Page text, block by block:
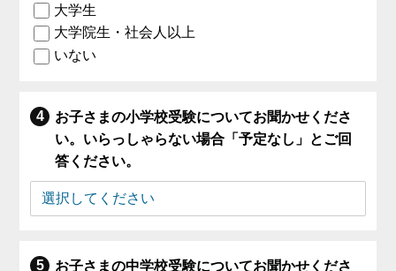
大学生
大学院生・社会人以上
いない
お子さまの小学校受験についてお聞かせくださ
い。いらっしゃらない場合「予定なし」とご回
答ください。
お子さまの中学校受験についてお聞かせくださ